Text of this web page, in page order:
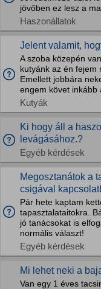
jövőben ez lesz a
Haszonállatok
Jelent valamit,
A szoba közepén
kutyánk az én fejem
Emellett jobbára
engem követ inkább
Kutyák
Ki hogy áll a
levágásához.?
Egyéb kérdések
Megosztanátok a
csigával
Pár hete kaptam
tapasztalataitokra.
jó tanácsokat is
normális választ!
Egyéb kérdések
Mi lehet neki a
Van egy 1 éves